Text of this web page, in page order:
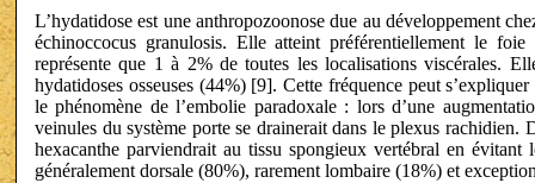
L’hydatidose est une anthropozoonose due au développement
échinoccocus granulosis. Elle atteint préférentiellement le
représente que 1 à 2% de toutes les localisations viscérales.
hydatidoses osseuses (44%) [9]. Cette fréquence peut
le phénomène de l’embolie paradoxale : lors d’une
veinules du système porte se drainerait dans le plexus
hexacanthe parviendrait au tissu spongieux vertébral en
généralement dorsale (80%), rarement lombaire (18%) et